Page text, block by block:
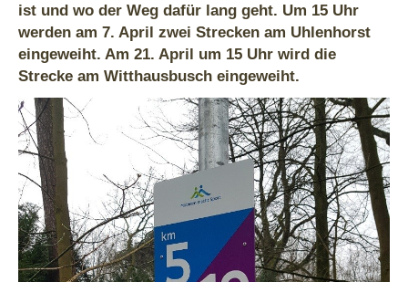
ist und wo der Weg dafür lang geht. Um 15 Uhr
werden am 7. April zwei Strecken am Uhlenhorst
eingeweiht. Am 21. April um 15 Uhr wird die
Strecke am Witthausbusch eingeweiht.